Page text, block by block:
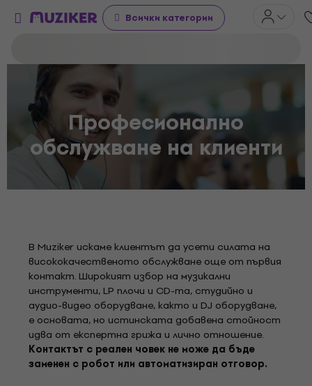
Всички категории
Професионално
обслужване на клиенти
В Muziker искаме клиентът да усети силата на
висококачественото обслужване още от първия
контакт. Широкият избор на музикални
инструменти, LP плочи и CD-та, студийно и
аудио-видео оборудване, както и DJ оборудване,
е основата, но истинската добавена стойност
идва от експертна грижа и лично отношение.
Контактът с реален човек не може да бъде
заменен с робот или автоматизиран отговор.